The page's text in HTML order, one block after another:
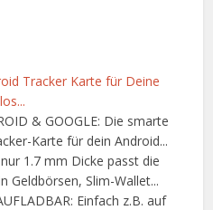
Tracker Karte für Deine
& GOOGLE: Die smarte
Karte für dein Android...
1.7 mm Dicke passt die
Geldbörsen, Slim-Wallet...
Einfach z.B. auf